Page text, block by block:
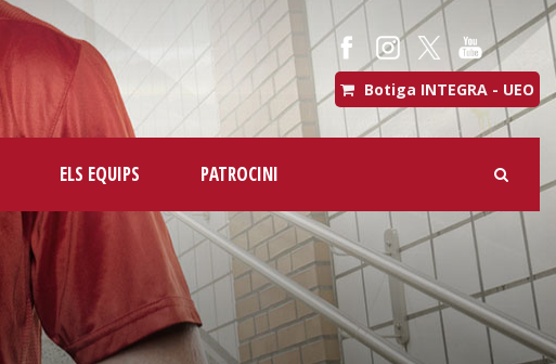
Botiga INTEGRA - UEO
ELS EQUIPS PATROCINI